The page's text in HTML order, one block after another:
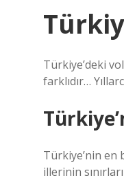
Türkiye’deki
farklıdır…
Türkiye’nin en
illerinin